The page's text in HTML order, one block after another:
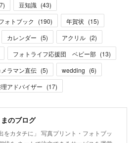
) 豆知識 (43)
ォトブック (190) 年賀状 (15)
カレンダー (5) アクリル (2)
フォトライフ応援団 ベビー部 (13)
ラマン直伝 (5) wedding (6)
アドバイザー (17)
のブログ
をカタチに」 写真プリント・フォトブッ